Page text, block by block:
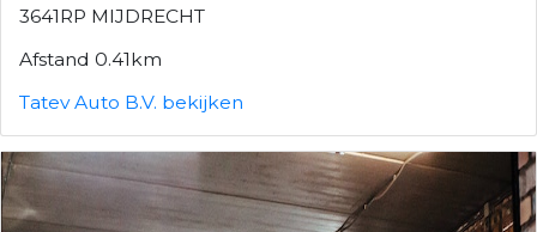
3641RP MIJDRECHT
Afstand 0.41km
Tatev Auto B.V. bekijken